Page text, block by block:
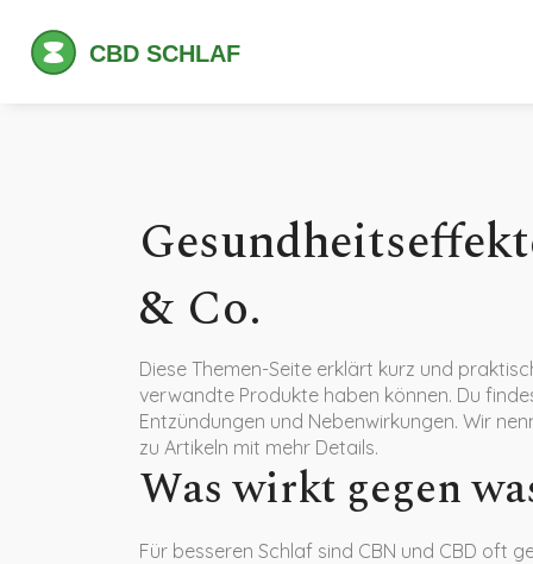
& Co.
Diese Themen-Seite erklärt kurz und
verwandte Produkte haben können. Du
Entzündungen und Nebenwirkungen. Wir
zu Artikeln mit mehr Details.
Was wirkt gegen
Für besseren Schlaf sind CBN und CBD oft